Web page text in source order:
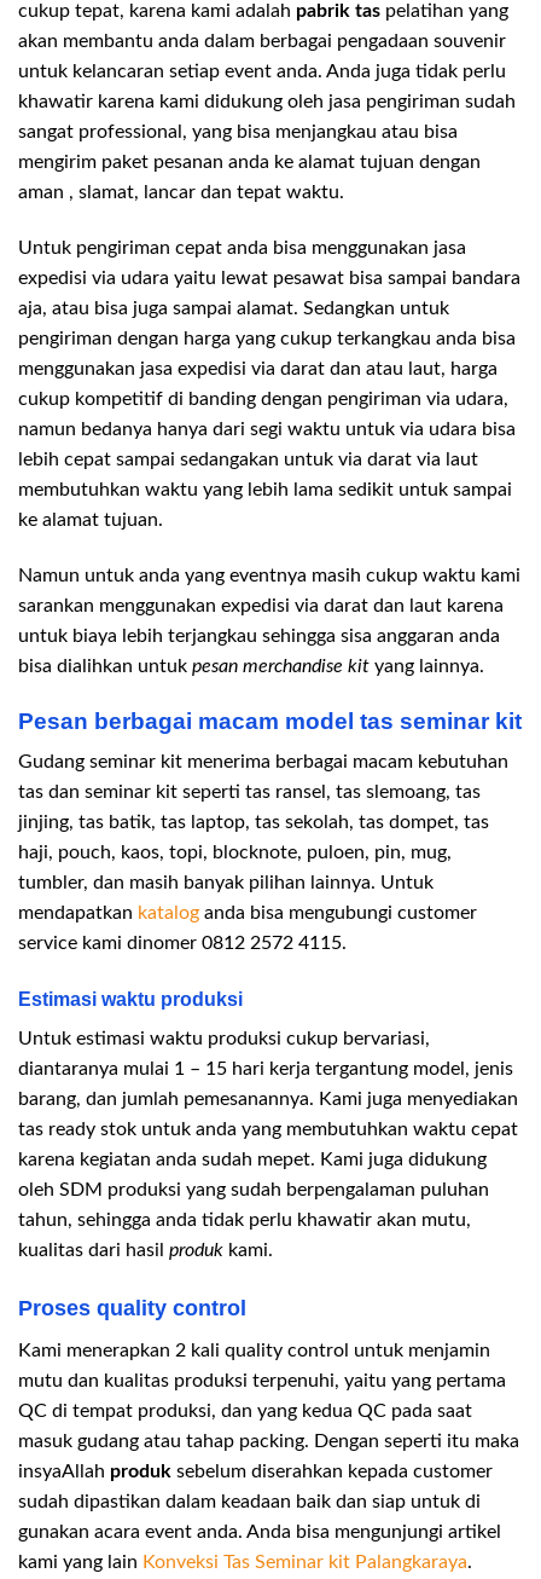
cukup tepat, karena kami adalah pabrik tas pelatihan yang
akan membantu anda dalam berbagai pengadaan souvenir
untuk kelancaran setiap event anda. Anda juga tidak perlu
khawatir karena kami didukung oleh jasa pengiriman sudah
sangat professional, yang bisa menjangkau atau bisa
mengirim paket pesanan anda ke alamat tujuan dengan
aman , slamat, lancar dan tepat waktu.
Untuk pengiriman cepat anda bisa menggunakan jasa
expedisi via udara yaitu lewat pesawat bisa sampai bandara
aja, atau bisa juga sampai alamat. Sedangkan untuk
pengiriman dengan harga yang cukup terkangkau anda bisa
menggunakan jasa expedisi via darat dan atau laut, harga
cukup kompetitif di banding dengan pengiriman via udara,
namun bedanya hanya dari segi waktu untuk via udara bisa
lebih cepat sampai sedangakan untuk via darat via laut
membutuhkan waktu yang lebih lama sedikit untuk sampai
ke alamat tujuan.
Namun untuk anda yang eventnya masih cukup waktu kami
sarankan menggunakan expedisi via darat dan laut karena
untuk biaya lebih terjangkau sehingga sisa anggaran anda
bisa dialihkan untuk pesan merchandise kit yang lainnya.
Pesan berbagai macam model tas seminar kit
Gudang seminar kit menerima berbagai macam kebutuhan
tas dan seminar kit seperti tas ransel, tas slemoang, tas
jinjing, tas batik, tas laptop, tas sekolah, tas dompet, tas
haji, pouch, kaos, topi, blocknote, puloen, pin, mug,
tumbler, dan masih banyak pilihan lainnya. Untuk
mendapatkan katalog anda bisa mengubungi customer
service kami dinomer 0812 2572 4115.
Estimasi waktu produksi
Untuk estimasi waktu produksi cukup bervariasi,
diantaranya mulai 1 – 15 hari kerja tergantung model, jenis
barang, dan jumlah pemesanannya. Kami juga menyediakan
tas ready stok untuk anda yang membutuhkan waktu cepat
karena kegiatan anda sudah mepet. Kami juga didukung
oleh SDM produksi yang sudah berpengalaman puluhan
tahun, sehingga anda tidak perlu khawatir akan mutu,
kualitas dari hasil produk kami.
Proses quality control
Kami menerapkan 2 kali quality control untuk menjamin
mutu dan kualitas produksi terpenuhi, yaitu yang pertama
QC di tempat produksi, dan yang kedua QC pada saat
masuk gudang atau tahap packing. Dengan seperti itu maka
insyaAllah produk sebelum diserahkan kepada customer
sudah dipastikan dalam keadaan baik dan siap untuk di
gunakan acara event anda. Anda bisa mengunjungi artikel
kami yang lain Konveksi Tas Seminar kit Palangkaraya.